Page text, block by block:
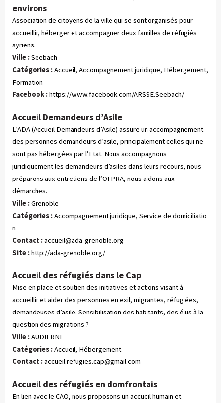
environs
Association de citoyens de la ville qui se sont organisés pour
accueillir, héberger et accompagner deux familles de réfugiés
syriens.
Ville :Seebach
Catégories : Accueil, Accompagnement juridique, Hébergement,
Formation
Facebook :https://www.facebook.com/ARSSE.Seebach/
Accueil Demandeurs d’Asile
L’ADA (Accueil Demandeurs d’Asile) assure un accompagnement
des personnes demandeurs d’asile, principalement celles qui ne
sont pas hébergées par l’Etat. Nous accompagnons
juridiquement les demandeurs d’asiles dans leurs recours, nous
préparons aux entretiens de l’OFPRA, nous aidons aux
démarches.
Ville :Grenoble
Catégories : Accompagnement juridique, Service de domiciliatio
n
Contact :accueil@ada-grenoble.org
Site :http://ada-grenoble.org/
Accueil des réfugiés dans le Cap
Mise en place et soutien des initiatives et actions visant à
accueillir et aider des personnes en exil, migrantes, réfugiées,
demandeuses d’asile. Sensibilisation des habitants, des élus à la
question des migrations ?
Ville :AUDIERNE
Catégories : Accueil, Hébergement
Contact :accueil.refugies.cap@gmail.com
Accueil des réfugiés en domfrontais
En lien avec le CAO, nous proposons un accueil humain et